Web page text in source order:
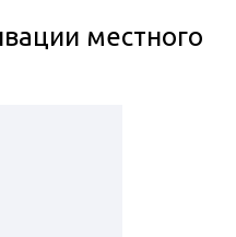
местного